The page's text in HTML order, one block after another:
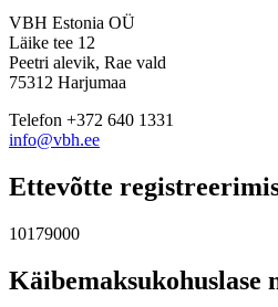
VBH Estonia OÜ
Läike tee 12
Peetri alevik, Rae vald
75312 Harjumaa
Telefon +372 640 1331
info@vbh.ee
Ettevõtte
10179000
Käibemaksukohuslase